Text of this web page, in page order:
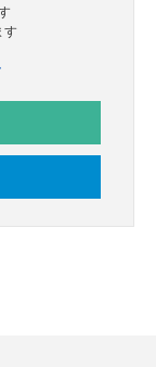
す